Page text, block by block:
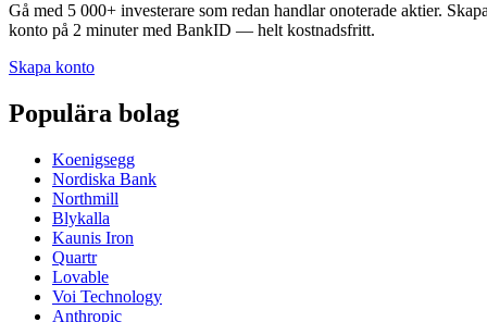
Gå med 5 000+ investerare som redan handlar onoterade aktier.
konto på 2 minuter med BankID — helt kostnadsfritt.
Skapa konto
Populära bolag
Koenigsegg
Nordiska Bank
Northmill
Blykalla
Kaunis Iron
Quartr
Lovable
Voi Technology
Anthropic